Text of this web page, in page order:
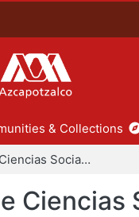
& Collections
División de Ciencias Sociales y Humanidades
Ciencias